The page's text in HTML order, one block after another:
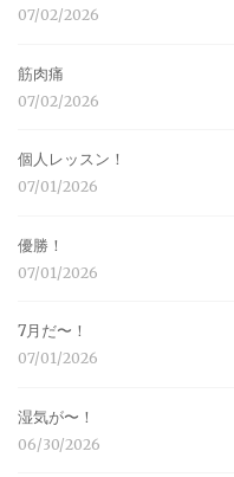
07/02/2026
筋肉痛
07/02/2026
個人レッスン！
07/01/2026
優勝！
07/01/2026
7月だ〜！
07/01/2026
湿気が〜！
06/30/2026